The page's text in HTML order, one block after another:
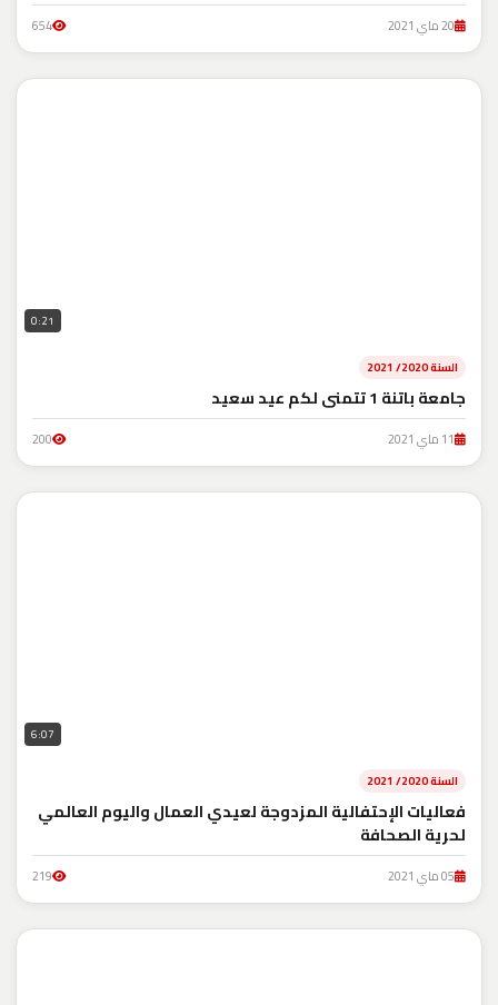
20 ماي 2021 654
0:21
السنة 2020/ 2021
جامعة باتنة 1 تتمنى لكم عيد سعيد
11 ماي 2021 200
6:07
السنة 2020/ 2021
فعاليات الإحتفالية المزدوجة لعيدي العمال واليوم العالمي
لحرية الصحافة
05 ماي 2021 219